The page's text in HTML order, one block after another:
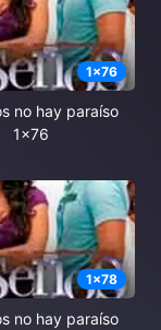
1x76
no hay paraíso
1x76
1x78
no hay paraíso